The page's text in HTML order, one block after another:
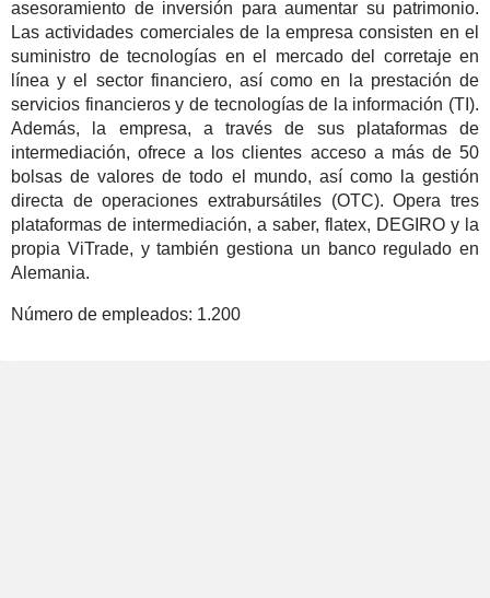
asesoramiento de inversión para aumentar su patrimonio.
Las actividades comerciales de la empresa consisten en el
suministro de tecnologías en el mercado del corretaje en
línea y el sector financiero, así como en la prestación de
servicios financieros y de tecnologías de la información (TI).
Además, la empresa, a través de sus plataformas de
intermediación, ofrece a los clientes acceso a más de 50
bolsas de valores de todo el mundo, así como la gestión
directa de operaciones extrabursátiles (OTC). Opera tres
plataformas de intermediación, a saber, flatex, DEGIRO y la
propia ViTrade, y también gestiona un banco regulado en
Alemania.
Número de empleados: 1.200